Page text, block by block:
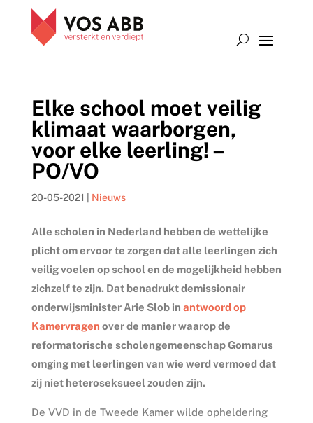
Elke school moet veilig
klimaat waarborgen,
voor elke leerling! –
PO/VO
20-05-2021 Nieuws
Alle scholen in Nederland hebben de wettelijke
plicht om ervoor te zorgen dat alle leerlingen zich
veilig voelen op school en de mogelijkheid hebben
zichzelf te zijn. Dat benadrukt demissionair
onderwijsminister Arie Slob in antwoord op
Kamervragen over de manier waarop de
reformatorische scholengemeenschap Gomarus
omging met leerlingen van wie werd vermoed dat
zij niet heteroseksueel zouden zijn.
De VVD in de Tweede Kamer wilde opheldering